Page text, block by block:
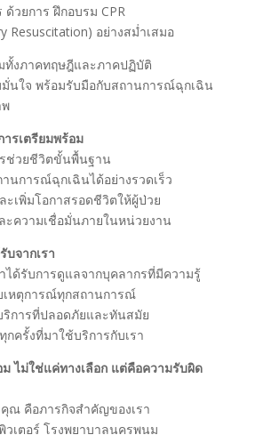
วยการ ฝึกอบรม CPR
Resuscitation) อย่างสม่ำเสมอ
ทั้งภาคทฤษฎีและภาคปฏิบัติ
มั่นใจ พร้อมรับมือกับสถานการณ์ฉุกเฉิน
รเตรียมพร้อม
ช่วยชีวิตขั้นพื้นฐาน
นการณ์ฉุกเฉินได้อย่างรวดเร็ว
ะเพิ่มโอกาสรอดชีวิตให้ผู้ป่วย
ะความเชื่อมั่นภายในหน่วยงาน
จากเรา
ได้รับการดูแลจากบุคลากรที่มีความรู้
เหตุการณ์ทุกสถานการณ์
ริการที่ปลอดภัยและทันสมัย
กครั้งที่มาใช้บริการกับเรา
ม ไม่ใช่แค่ทางเลือก แต่คือความรับผิด
ณ คือภารกิจสำคัญของเรา
วเตอร์ โรงพยาบาลนครพนม